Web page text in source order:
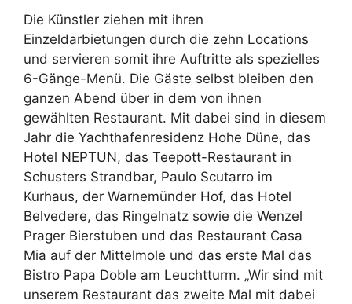
Die Künstler ziehen mit ihren
Einzeldarbietungen durch die zehn Locations
und servieren somit ihre Auftritte als spezielles
6-Gänge-Menü. Die Gäste selbst bleiben den
ganzen Abend über in dem von ihnen
gewählten Restaurant. Mit dabei sind in diesem
Jahr die Yachthafenresidenz Hohe Düne, das
Hotel NEPTUN, das Teepott-Restaurant in
Schusters Strandbar, Paulo Scutarro im
Kurhaus, der Warnemünder Hof, das Hotel
Belvedere, das Ringelnatz sowie die Wenzel
Prager Bierstuben und das Restaurant Casa
Mia auf der Mittelmole und das erste Mal das
Bistro Papa Doble am Leuchtturm. „Wir sind mit
unserem Restaurant das zweite Mal mit dabei